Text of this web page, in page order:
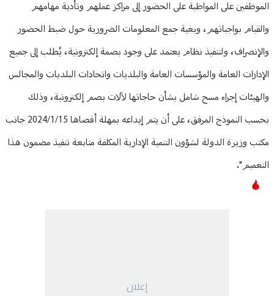
الموظفين على المواظبة على الحضور إلى مراكز عملهم وتأدية مهامهم
والقيام بواجباتهم، وبغية جمع المعلومات الضرورية حول ضبط الحضور
والإنصراف، ولتنفيذ نظام يعتمد على وجود بصمة إلكترونية، يُطلب إلى جميع
الإدارات العامة والمؤسسات العامة والبلديات واتحادات البلديات والمجالس
والهيئات إجراء مسح شامل بشأن حاجاتها لآلات بصم إلكترونية، وذلك
بحسب النموذج المرفق، على أن يتم إيداعه بمهلة أقصاها 2024/1/15 جانب
مكتب وزيرة الدولة لشؤون التنمية الإدارية المكلفة متابعة تنفيذ مضمون هذا
التعميم".
إعلان